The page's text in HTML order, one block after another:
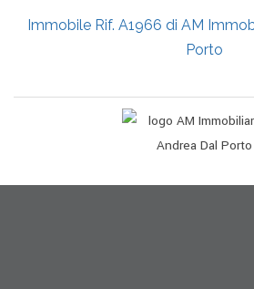
Immobile Rif. A1966 di AM
Porto